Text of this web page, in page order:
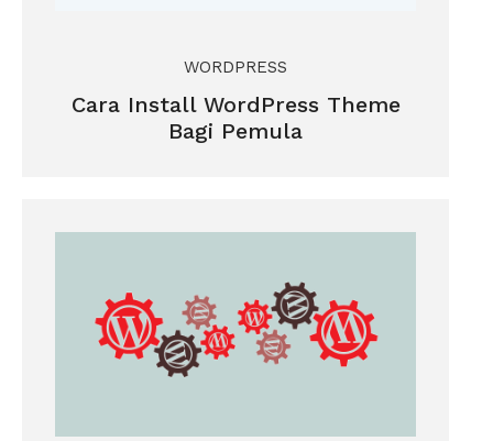
WORDPRESS
Cara Install WordPress Theme
Bagi Pemula